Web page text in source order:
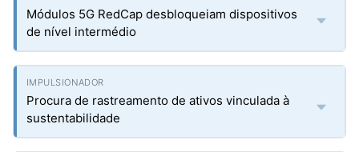
Módulos 5G RedCap desbloqueiam dispositivos
de nível intermédio
Procura de rastreamento de ativos vinculada à
sustentabilidade